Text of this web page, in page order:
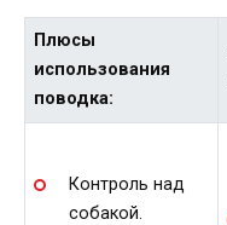
Плюсы
использования
поводка:
Контроль над
собакой.